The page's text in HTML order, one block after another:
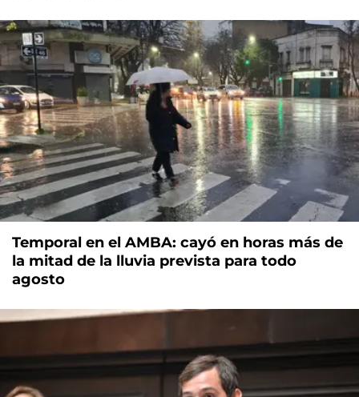
Temporal en el AMBA: cayó en horas más de
la mitad de la lluvia prevista para todo
agosto